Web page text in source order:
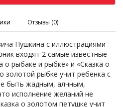
Отзывы (0)
Пушкина с иллюстрациями
входят 2 самые известные
о рыбаке и рыбке» и «Сказка о
золотой рыбке учит ребенка с
быть жадным, алчным,
исполнение желаний не
о золотом петушке учит